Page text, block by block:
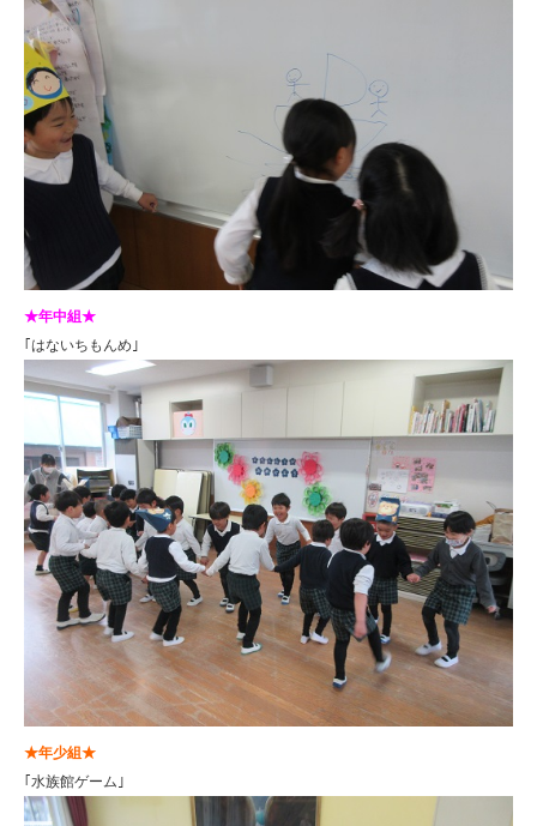
★年中組★
｢はないちもんめ｣
★年少組★
｢水族館ゲーム｣